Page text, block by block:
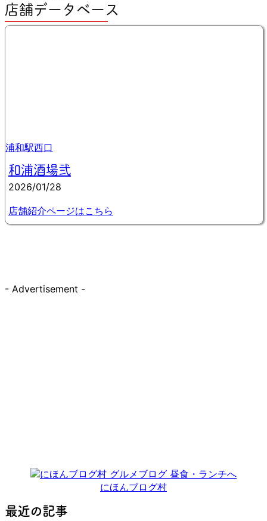
店舗データベース
浦和駅西口
和浦酒場弐
2026/01/28
店舗紹介ページはこちら
- Advertisement -
にほんブログ村
最近の記事